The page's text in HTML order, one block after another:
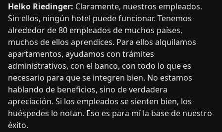
Helko Riedinger: Claramente, nuestros empleados.
Sin ellos, ningún hotel puede funcionar. Tenemos
alrededor de 80 empleados de muchos países,
muchos de ellos aprendices. Para ellos alquilamos
apartamentos, ayudamos con trámites
administrativos, con el banco, con todo lo que es
necesario para que se integren bien. No estamos
hablando de beneficios, sino de verdadera
apreciación. Si los empleados se sienten bien, los
huéspedes lo notan. Eso es para mí la base de nuestro
éxito.